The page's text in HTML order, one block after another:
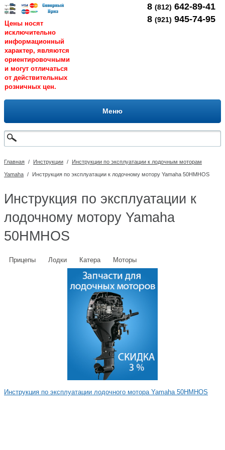
Цены носят
исключительно
информационный
характер, являются
ориентировочными
и могут отличаться
от действительных
розничных цен.
8 (812) 642-89-41
8 (921) 945-74-95
Меню
Главная / Инструкции / Инструкции по эксплуатации к лодочным моторам
Yamaha / Инструкция по эксплуатации к лодочному мотору Yamaha 50HMHOS
Инструкция по эксплуатации к
лодочному мотору Yamaha
50HMHOS
Прицепы Лодки Катера Моторы
Инструкция по эксплуатации лодочного мотора Yamaha 50HMHOS